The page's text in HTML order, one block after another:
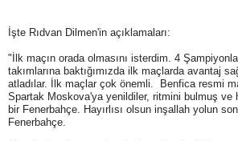
İşte Rıdvan Dilmen'in açıklamaları:
"İlk maçın orada olmasını isterdim. 4
takımlarına baktığımızda ilk maçlarda avantaj
atladılar. İlk maçlar çok önemli. Benfica resmi
Spartak Moskova'ya yenildiler, ritmini bulmuş ve
bir Fenerbahçe. Hayırlısı olsun inşallah yolun
Fenerbahçe.